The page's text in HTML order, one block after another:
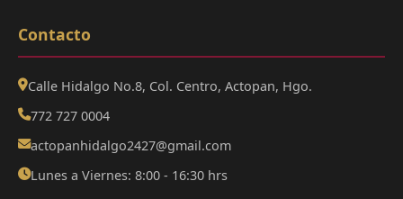
Contacto
Calle Hidalgo No.8, Col. Centro, Actopan, Hgo.
772 727 0004
actopanhidalgo2427@gmail.com
Lunes a Viernes: 8:00 - 16:30 hrs